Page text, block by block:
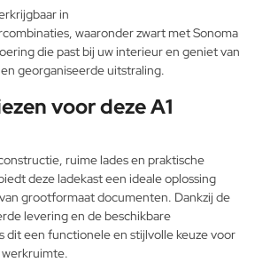
in
waaronder zwart met Sonoma
die past bij uw interieur en geniet van
georganiseerde uitstraling.
voor deze A1
ruime lades en praktische
deze ladekast een ideale oplossing
grootformaat documenten. Dankzij de
levering en de beschikbare
dit een functionele en stijlvolle keuze voor